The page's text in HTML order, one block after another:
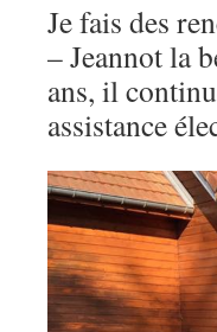
Je fais des
– Jeannot la
ans, il
assistance